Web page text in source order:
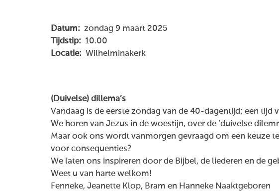
Datum: zondag 9 maart 2025
Tijdstip: 10.00
Locatie: Wilhelminakerk
(Duivelse) dillema’s
Vandaag is de eerste zondag van de 40-dagentijd; een tijd
We horen van Jezus in de woestijn, over de ‘duivelse
Maar ook ons wordt vanmorgen gevraagd om een keuze
voor consequenties?
We laten ons inspireren door de Bijbel, de liederen en de
Weet u van harte welkom!
Fenneke, Jeanette Klop, Bram en Hanneke Naaktgeboren